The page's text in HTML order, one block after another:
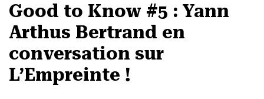
Good to Know #5 : Yann
Arthus Bertrand en
conversation sur
L’Empreinte !